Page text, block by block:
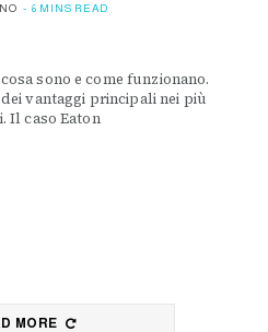
6 MINS READ
sono e come funzionano.
vantaggi principali nei più
Il caso Eaton
MORE